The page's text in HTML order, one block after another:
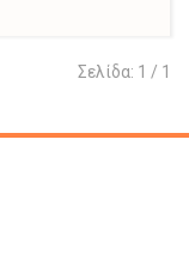
Σελίδα: 1 / 1